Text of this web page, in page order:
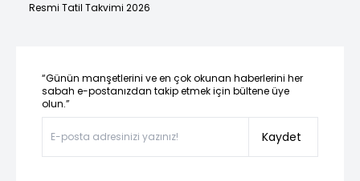
Resmi Tatil Takvimi 2026
“Günün manşetlerini ve en çok okunan haberlerini her
sabah e-postanızdan takip etmek için bültene üye
olun.”
Kaydet